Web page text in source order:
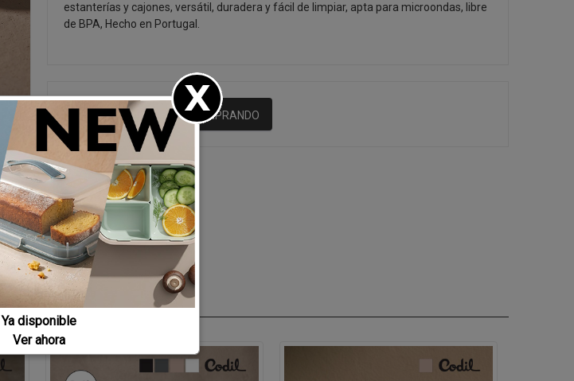
estanterías y cajones, versátil, duradera y fácil de limpiar, apta para microondas, libre
de BPA, Hecho en Portugal.
SEGUIR COMPRANDO
Ya disponible
Ver ahora